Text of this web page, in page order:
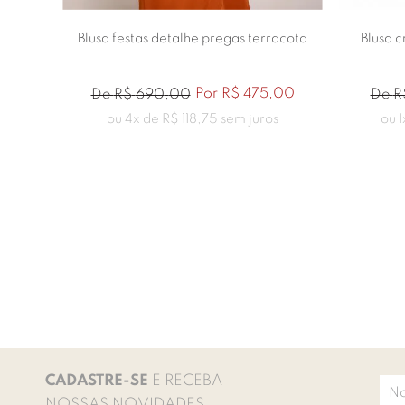
Blusa festas detalhe pregas terracota
DeR$ 690,00 Por R$ 475,00
ou 4x de R$ 118 , 75 sem juros
Blusa
De
ou
CADASTRE-SE E RECEBA